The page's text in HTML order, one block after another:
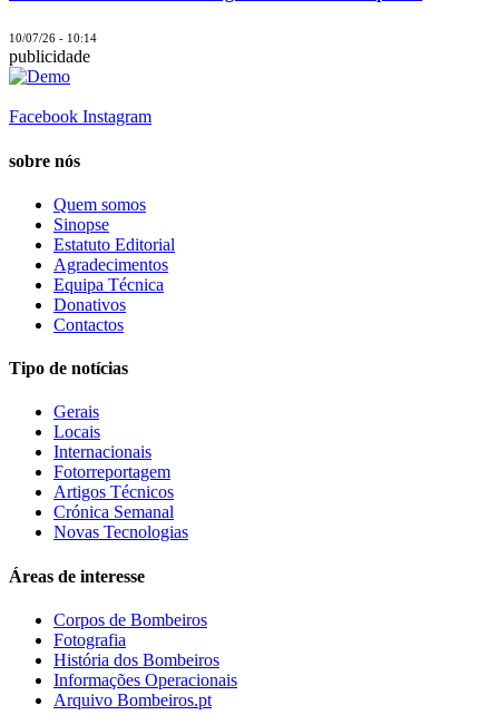
10/07/26 - 10:14
publicidade
Facebook Instagram
sobre nós
Quem somos
Sinopse
Estatuto Editorial
Agradecimentos
Equipa Técnica
Donativos
Contactos
Tipo de notícias
Gerais
Locais
Internacionais
Fotorreportagem
Artigos Técnicos
Crónica Semanal
Novas Tecnologias
Áreas de interesse
Corpos de Bombeiros
Fotografia
História dos Bombeiros
Informações Operacionais
Arquivo Bombeiros.pt